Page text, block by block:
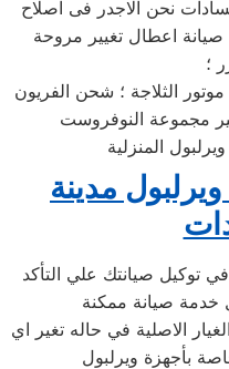
نحن الاجدر فى اصلاح
صيانة اعطال تغيير مروحة
؛
الثلاجة ؛ شحن الفريون
المنزلية
مدينة
توكيل صيانتك علي التأكد
صيانة ممكنة
الاصلية في حاله تغير اي
بأجهزة ويرلبول